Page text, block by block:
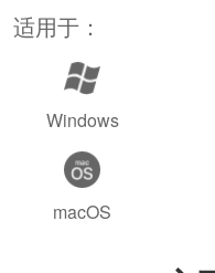
适用于：
Windows
macOS